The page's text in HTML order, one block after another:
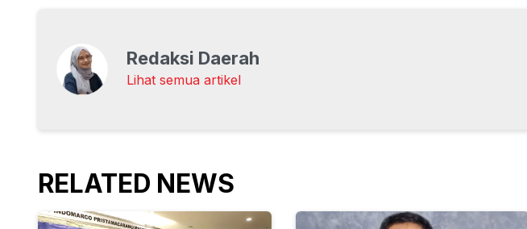
Redaksi Daerah
Lihat semua artikel
RELATED NEWS